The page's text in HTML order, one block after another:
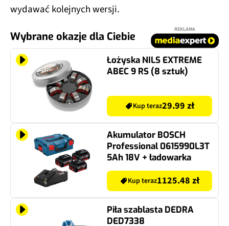
wydawać kolejnych wersji.
Wybrane okazje dla Ciebie
REKLAMA
Łożyska NILS EXTREME
ABEC 9 RS (8 sztuk)
Kup teraz29.99 zł
Akumulator BOSCH
Professional 0615990L3T
5Ah 18V + ładowarka
Kup teraz1125.48 zł
Piła szablasta DEDRA
DED7338